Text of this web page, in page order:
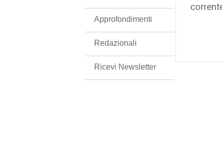
Approfondimenti
Redazionali
Ricevi Newsletter